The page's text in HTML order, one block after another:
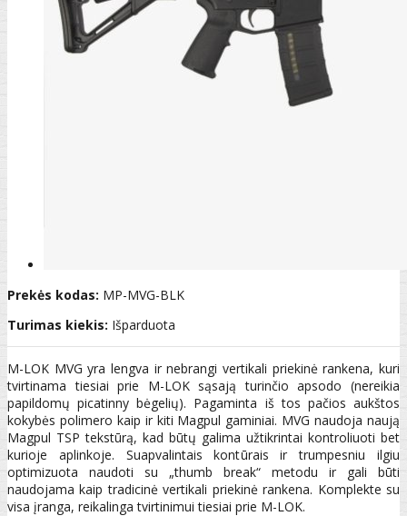
Prekės kodas: MP-MVG-BLK
Turimas kiekis: Išparduota
M-LOK MVG yra lengva ir nebrangi vertikali priekinė rankena, kuri
tvirtinama tiesiai prie M-LOK sąsają turinčio apsodo (nereikia
papildomų picatinny bėgelių). Pagaminta iš tos pačios aukštos
kokybės polimero kaip ir kiti Magpul gaminiai. MVG naudoja naują
Magpul TSP tekstūrą, kad būtų galima užtikrintai kontroliuoti bet
kurioje aplinkoje. Suapvalintais kontūrais ir trumpesniu ilgiu
optimizuota naudoti su „thumb break“ metodu ir gali būti
naudojama kaip tradicinė vertikali priekinė rankena. Komplekte su
visa įranga, reikalinga tvirtinimui tiesiai prie M-LOK.